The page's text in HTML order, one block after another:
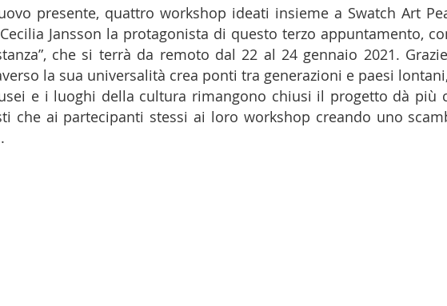
presente, quattro workshop ideati insieme a Swatch Art
Jansson la protagonista di questo terzo appuntamento,
che si terrà da remoto dal 22 al 24 gennaio 2021.
la sua universalità crea ponti tra generazioni e paesi
e i luoghi della cultura rimangono chiusi il progetto dà più
che ai partecipanti stessi ai loro workshop creando uno